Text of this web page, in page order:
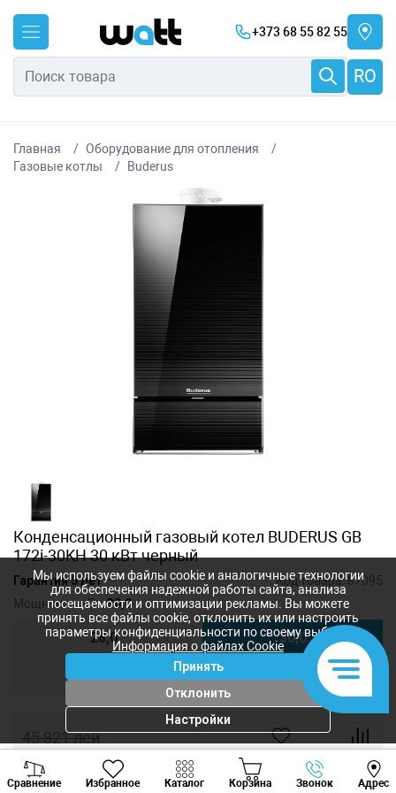
+373 68 55 82 55
RO
Главная
Оборудование для отопления
Газовые котлы
Buderus
Конденсационный газовый котел BUDERUS GB
172i-30KH 30 кВт черный
Гарантия 5 лет Код товара:87095
Мощность, кВт:30,0
28,0 30,0
45 821лей
41 655 лей
Сравнение Избранное Каталог Корзина Звонок Адрес
Viber Whatsapp
Мы используем файлы cookie и аналогичные технологии
для обеспечения надежной работы сайта, анализа
посещаемости и оптимизации рекламы. Вы можете
принять все файлы cookie, отклонить их или настроить
параметры конфиденциальности по своему выбору.
Информация о файлах Cookie
Принять
Отклонить
Настройки